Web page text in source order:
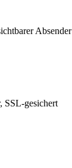
Absender
gesichert